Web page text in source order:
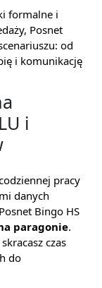
formalne i
Posnet
od
i komunikację
i
pracy
danych
Bingo HS
paragonie.
czas
do